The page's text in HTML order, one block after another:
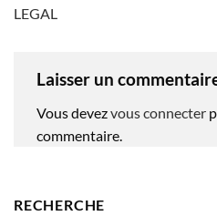
LEGAL
Laisser un
Vous devezvous connecter
commentaire.
RECHERCHE